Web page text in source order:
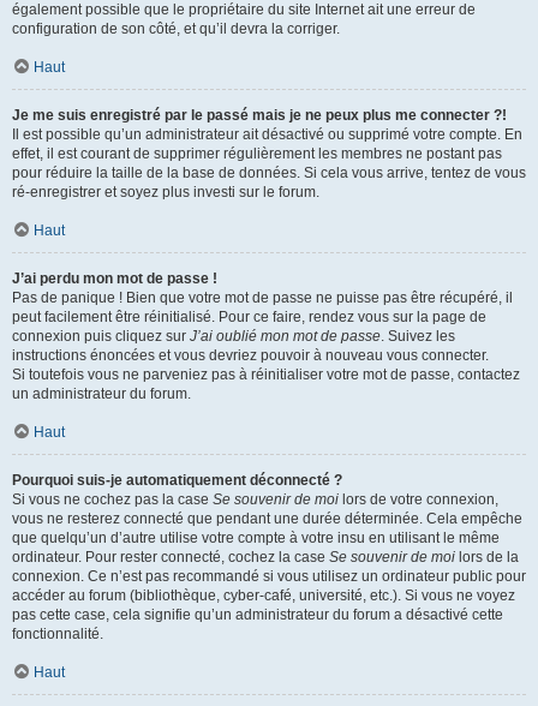
également possible que le propriétaire du site Internet ait une erreur de
configuration de son côté, et qu’il devra la corriger.
Haut
Je me suis enregistré par le passé mais je ne peux plus me connecter ?!
Il est possible qu’un administrateur ait désactivé ou supprimé votre compte. En
effet, il est courant de supprimer régulièrement les membres ne postant pas
pour réduire la taille de la base de données. Si cela vous arrive, tentez de vous
ré-enregistrer et soyez plus investi sur le forum.
Haut
J’ai perdu mon mot de passe !
Pas de panique ! Bien que votre mot de passe ne puisse pas être récupéré, il
peut facilement être réinitialisé. Pour ce faire, rendez vous sur la page de
connexion puis cliquez sur J’ai oublié mon mot de passe. Suivez les
instructions énoncées et vous devriez pouvoir à nouveau vous connecter.
Si toutefois vous ne parveniez pas à réinitialiser votre mot de passe, contactez
un administrateur du forum.
Haut
Pourquoi suis-je automatiquement déconnecté ?
Si vous ne cochez pas la case Se souvenir de moi lors de votre connexion,
vous ne resterez connecté que pendant une durée déterminée. Cela empêche
que quelqu’un d’autre utilise votre compte à votre insu en utilisant le même
ordinateur. Pour rester connecté, cochez la case Se souvenir de moi lors de la
connexion. Ce n’est pas recommandé si vous utilisez un ordinateur public pour
accéder au forum (bibliothèque, cyber-café, université, etc.). Si vous ne voyez
pas cette case, cela signifie qu’un administrateur du forum a désactivé cette
fonctionnalité.
Haut